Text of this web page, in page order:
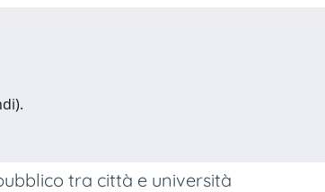
tra città e università